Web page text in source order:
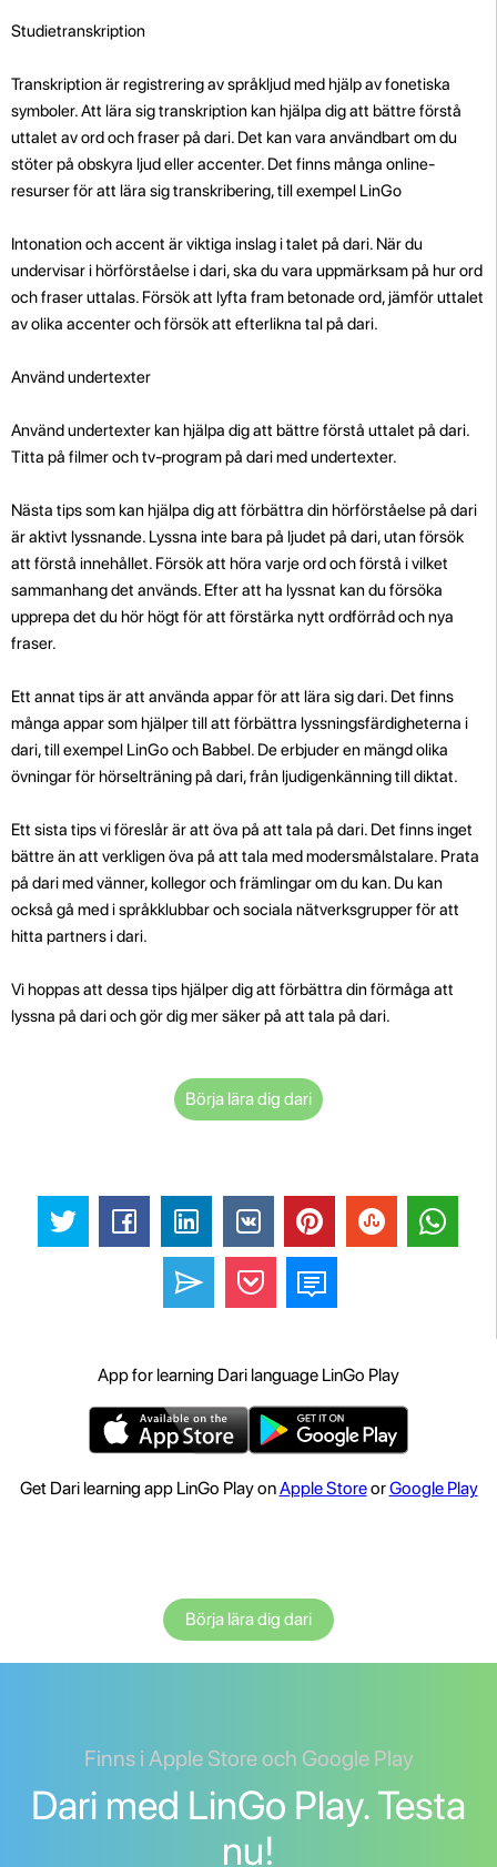
Studietranskription
Transkription är registrering av språkljud med hjälp av fonetiska
symboler. Att lära sig transkription kan hjälpa dig att bättre förstå
uttalet av ord och fraser på dari. Det kan vara användbart om du
stöter på obskyra ljud eller accenter. Det finns många online-
resurser för att lära sig transkribering, till exempel LinGo
Intonation och accent är viktiga inslag i talet på dari. När du
undervisar i hörförståelse i dari, ska du vara uppmärksam på hur ord
och fraser uttalas. Försök att lyfta fram betonade ord, jämför uttalet
av olika accenter och försök att efterlikna tal på dari.
Använd undertexter
Använd undertexter kan hjälpa dig att bättre förstå uttalet på dari.
Titta på filmer och tv-program på dari med undertexter.
Nästa tips som kan hjälpa dig att förbättra din hörförståelse på dari
är aktivt lyssnande. Lyssna inte bara på ljudet på dari, utan försök
att förstå innehållet. Försök att höra varje ord och förstå i vilket
sammanhang det används. Efter att ha lyssnat kan du försöka
upprepa det du hör högt för att förstärka nytt ordförråd och nya
fraser.
Ett annat tips är att använda appar för att lära sig dari. Det finns
många appar som hjälper till att förbättra lyssningsfärdigheterna i
dari, till exempel LinGo och Babbel. De erbjuder en mängd olika
övningar för hörselträning på dari, från ljudigenkänning till diktat.
Ett sista tips vi föreslår är att öva på att tala på dari. Det finns inget
bättre än att verkligen öva på att tala med modersmålstalare. Prata
på dari med vänner, kollegor och främlingar om du kan. Du kan
också gå med i språkklubbar och sociala nätverksgrupper för att
hitta partners i dari.
Vi hoppas att dessa tips hjälper dig att förbättra din förmåga att
lyssna på dari och gör dig mer säker på att tala på dari.
Börja lära dig dari
App for learning Dari language LinGo Play
Get Dari learning app LinGo Play onApple StoreorGoogle Play
Börja lära dig dari
Finns i Apple Store och Google Play
Dari med LinGo Play. Testa
nu!